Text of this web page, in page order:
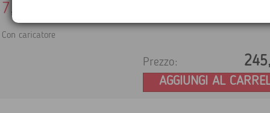
7,2V / 5000maH
Con caricatore
Prezzo:
AGGIUNGI AL